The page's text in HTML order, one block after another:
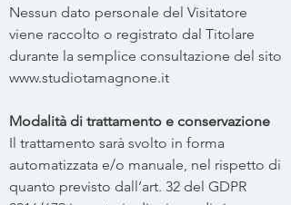
Nessun dato personale del Visitatore
viene raccolto o registrato dal Titolare
durante la semplice consultazione del sito
www.studiotamagnone.it
Modalità di trattamento e conservazione
Il trattamento sarà svolto in forma
automatizzata e/o manuale, nel rispetto di
quanto previsto dall’art. 32 del GDPR